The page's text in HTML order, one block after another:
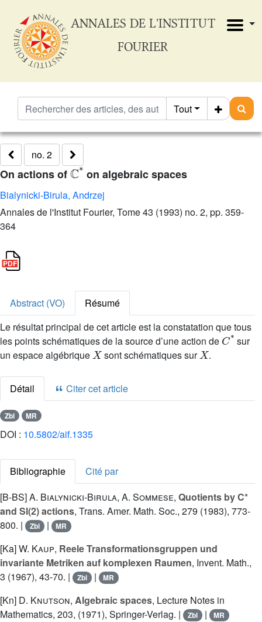
ANNALES DE L'INSTITUT
FOURIER
Tout
no. 2
On actions of
ℂ*
on algebraic spaces
Bialynicki-Birula, Andrzej
Annales de l'Institut Fourier, Tome 43 (1993) no. 2, pp. 359-
364
Abstract (VO)
Résumé
Le résultat principal de cet article est la constatation que tous
les points schématiques de la source d’une action de
C*
sur
un espace algébrique
X
sont schématiques sur
X
.
Détail Citer cet article
Zbl MR
DOI : 10.5802/aif.1335
Bibliographie
Cité par
[B-BS]A. Bialynicki-Birula, A. Sommese, Quotients by C*
and Sl(2) actions, Trans. Amer. Math. Soc., 279 (1983), 773-
800. |
Zbl | MR
[Ka]W. Kaup, Reele Transformationsgruppen und
invariante Metriken auf komplexen Raumen, Invent. Math.,
3 (1967), 43-70. |
Zbl | MR
[Kn] D. Knutson, Algebraic spaces, Lecture Notes in
Mathematics, 203, (1971), Springer-Verlag. |
Zbl | MR